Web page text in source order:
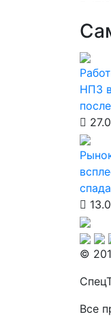
НПЗ
спада
©
Все